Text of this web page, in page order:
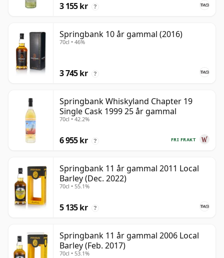
3 155 kr ?
Springbank 10 år gammal (2016)
70cl • 46%
3 745 kr ?
Springbank Whiskyland Chapter 19
Single Cask 1999 25 år gammal
70cl • 42.2%
FRI FRAKT
6 955 kr ?
Springbank 11 år gammal 2011 Local
Barley (Dec. 2022)
70cl • 55.1%
5 135 kr ?
Springbank 11 år gammal 2006 Local
Barley (Feb. 2017)
70cl • 53.1%